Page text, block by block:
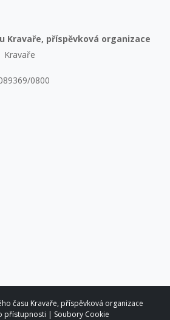
Kravaře, příspěvková organizace
Kravaře
0800
času Kravaře, příspěvková organizace
přístupnosti | Soubory Cookie